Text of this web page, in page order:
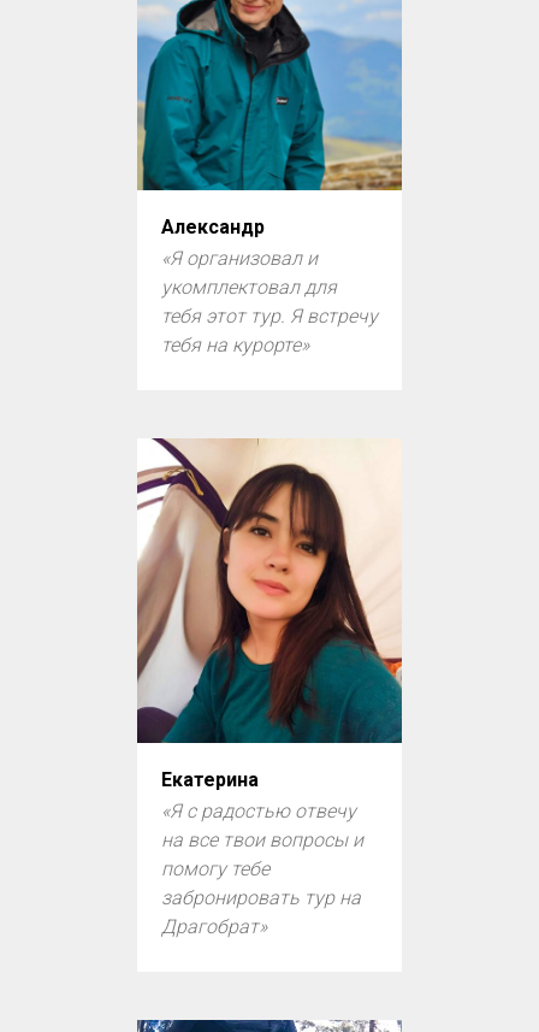
Александр
«Я организовал и
укомплектовал для
тебя этот тур. Я встречу
тебя на курорте»
Екатерина
«Я с радостью отвечу
на все твои вопросы и
помогу тебе
забронировать тур на
Драгобрат»